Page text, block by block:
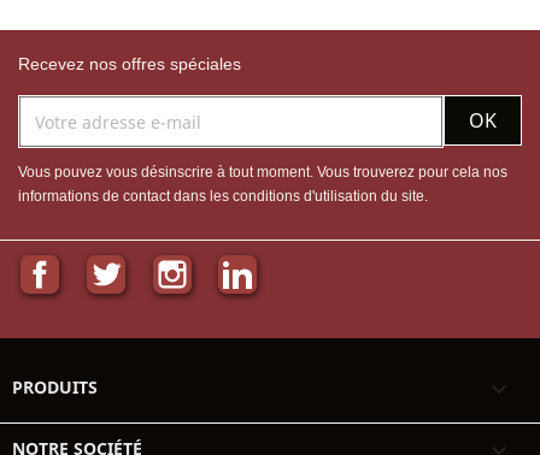
Recevez nos offres spéciales
Vous pouvez vous désinscrire à tout moment. Vous trouverez pour cela nos
informations de contact dans les conditions d'utilisation du site.
FacebookTwitter InstagramLinkedIn
PRODUITS 
NOTRE SOCIÉTÉ